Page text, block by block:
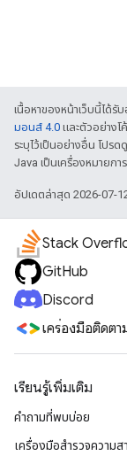
เนื้อหาของหน้าเว็บนี้ได้รั
มอนส์ 4.0 และตัวอย่างโ
ระบุไว้เป็นอย่างอื่น โปรด
Java เป็นเครื่องหมายกา
อัปเดตล่าสุด 2026-07-
Stack
GitHub
Discord
เครื่องมือติดต
เรียนรู้เพิ่มเติม
คำถามที่พบบ่อย
เครื่องมือสำรวจความส